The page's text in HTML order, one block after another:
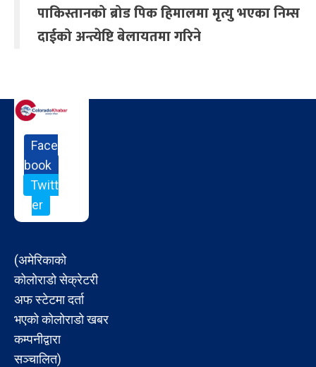
पाकिस्तानको ब्रोड पिक हिमालमा मृत्यु भएका निम्स
दाईको अन्त्येष्टि बेलायतमा गरिने
Face
book
Twitt
er
(अमेरिकाको
कोलोराडो सेक्रेटरी
अफ स्टेटमा दर्ता
भएको कोलोराडो खबर
कम्पनीद्वारा
सञ्चालित)